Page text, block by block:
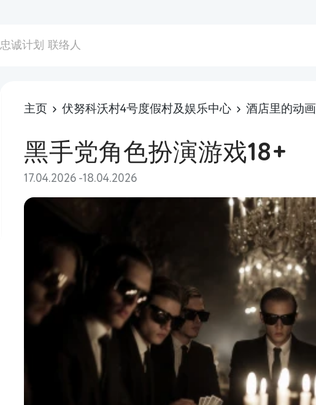
忠诚计划 联络人
主页 伏努科沃村4号度假村及娱乐中心 酒店里的动画
黑手党角色扮演游戏18+
17.04.2026 -18.04.2026